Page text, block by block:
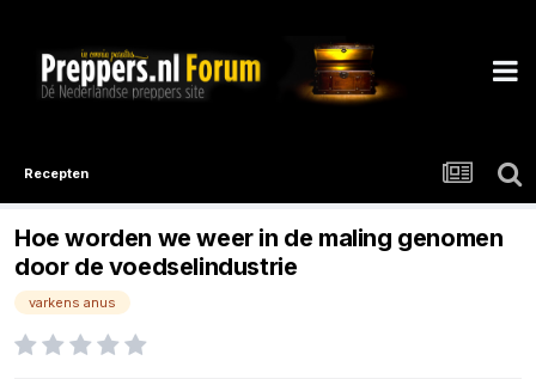
Recepten
Hoe worden we weer in de maling genomen
door de voedselindustrie
varkens anus